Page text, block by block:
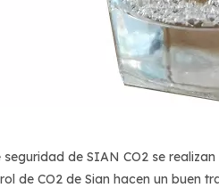
de SIAN CO2 se realizan
de CO2 de Sian hacen un buen